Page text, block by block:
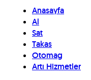
Anasayfa
Al
Sat
Takas
Otomag
Artı Hizmetler